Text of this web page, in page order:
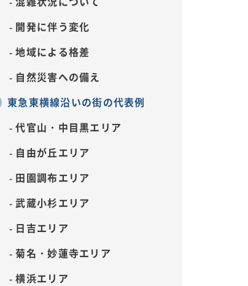
開発に伴う変化
地域による格差
自然災害への備え
東急東横線沿いの街の代表例
代官山・中目黒エリア
自由が丘エリア
田園調布エリア
武蔵小杉エリア
日吉エリア
菊名・妙蓮寺エリア
横浜エリア